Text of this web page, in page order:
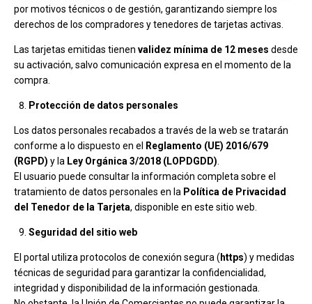
por motivos técnicos o de gestión, garantizando siempre los
derechos de los compradores y tenedores de tarjetas activas.
Las tarjetas emitidas tienen validez mínima de 12 meses desde
su activación, salvo comunicación expresa en el momento de la
compra.
Protección de datos personales
Los datos personales recabados a través de la web se tratarán
conforme a lo dispuesto en el Reglamento (UE) 2016/679
(RGPD) y la Ley Orgánica 3/2018 (LOPDGDD)
El usuario puede consultar la información completa sobre el
tratamiento de datos personales en la Política de Privacidad
del Tenedor de la Tarjeta, disponible en este sitio web.
Seguridad del sitio web
El portal utiliza protocolos de conexión segura (https) y medidas
técnicas de seguridad para garantizar la confidencialidad,
integridad y disponibilidad de la información gestionada.